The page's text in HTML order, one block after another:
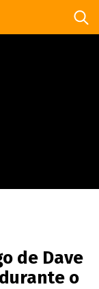
de Dave
o